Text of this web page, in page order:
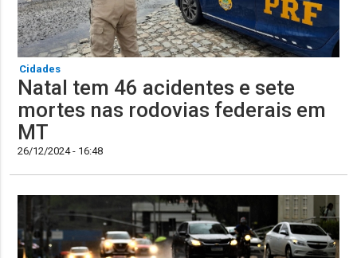
Cidades
Natal tem 46 acidentes e sete
mortes nas rodovias federais em
MT
26/12/2024 - 16:48